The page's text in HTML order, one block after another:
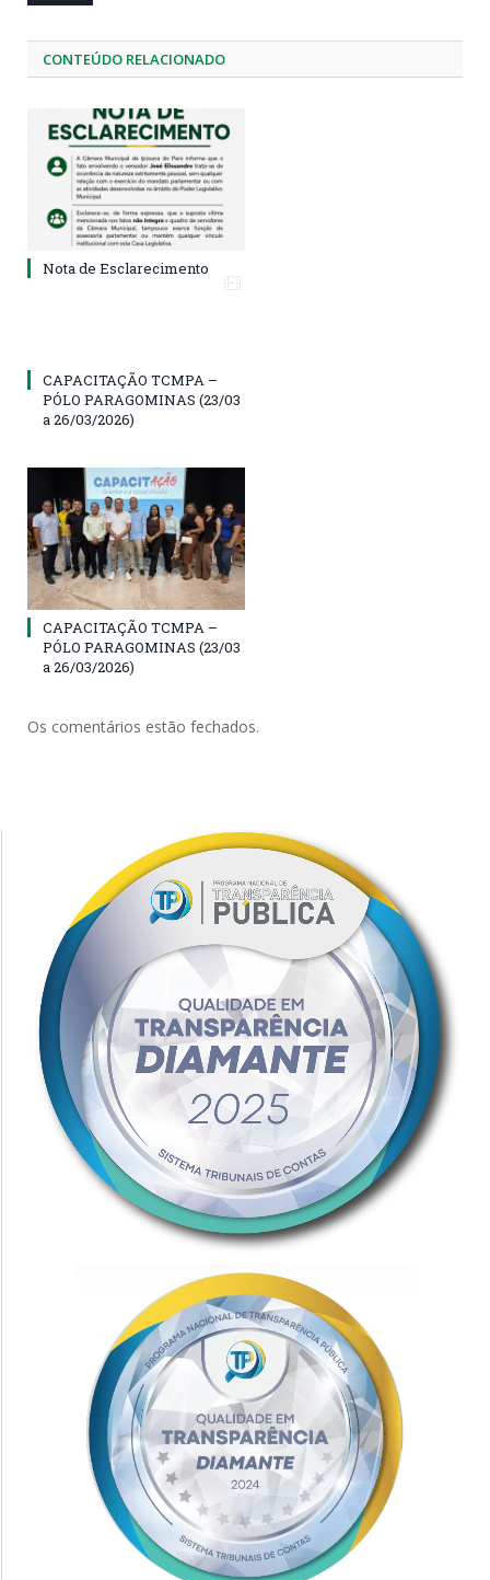
CONTEÚDO RELACIONADO
Nota de Esclarecimento
CAPACITAÇÃO TCMPA –
PÓLO PARAGOMINAS (23/03
a 26/03/2026)
CAPACITAÇÃO TCMPA –
PÓLO PARAGOMINAS (23/03
a 26/03/2026)
Os comentários estão fechados.